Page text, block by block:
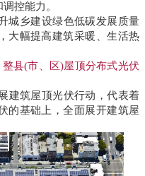
控能力。
城乡建设绿色低碳发展质量
大幅提高建筑采暖、生活热
县(市、区)屋顶分布式光伏
建筑屋顶光伏行动，代表着
的基础上，全面展开建筑屋